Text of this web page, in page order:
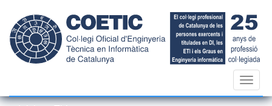
contingut